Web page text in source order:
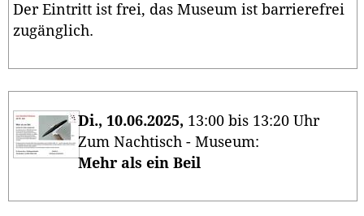
Der Eintritt ist frei, das Museum ist barrierefrei
zugänglich.
Di., 10.06.2025, 13:00 bis 13:20 Uhr
Zum Nachtisch - Museum:
Mehr als ein Beil